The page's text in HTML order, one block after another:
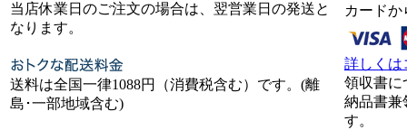
当店休業日のご注文の場合は、翌営業日の発送と
なります。
送料は全国一律1088円（消費税含む）です。(離
島･一部地域含む)
カード
詳しくは
領収書に
納品書兼
す。